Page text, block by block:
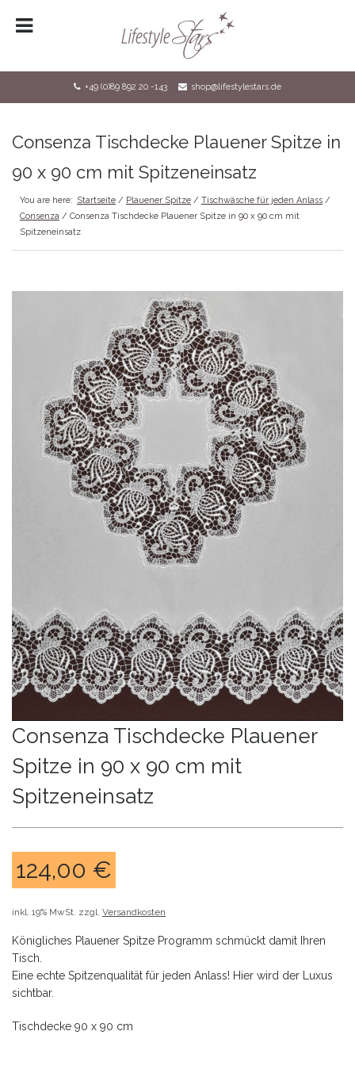
REGISTRIERUNG
SHOP
IMPRESSUM
No products in the shopping bag.
+49 (0)89 892 20 -143 shop@lifestylestars.de
Consenza Tischdecke Plauener Spitze in
90 x 90 cm mit Spitzeneinsatz
You are here: Startseite / Plauener Spitze / Tischwäsche für jeden Anlass /
Consenza / Consenza Tischdecke Plauener Spitze in 90 x 90 cm mit
Spitzeneinsatz
Consenza Tischdecke Plauener
Spitze in 90 x 90 cm mit
Spitzeneinsatz
124,00 €
inkl. 19% MwSt. zzgl. Versandkosten
Königliches Plauener Spitze Programm schmückt damit Ihren
Tisch.
Eine echte Spitzenqualität für jeden Anlass! Hier wird der Luxus
sichtbar.
Tischdecke 90 x 90 cm